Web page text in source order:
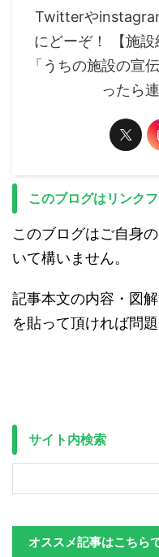
Twitterや
にどーぞ！ 【施
「うちの施設の宣
ったら
このブログはリンクフ
このブログはご自身
いて構いません。
記事本文の内容・図
を貼って頂ければ問題
サイト内検索
オススメ記事はこちらで